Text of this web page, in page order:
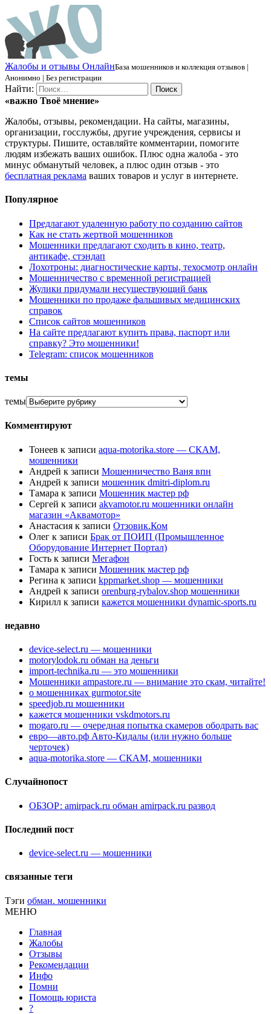
Жалобы и отзывы ОнлайнБаза мошенников и коллекция отзывов |
Анонимно | Без регистрации
Найти:
«важно Твоё мнение»
Жалобы, отзывы, рекомендации. На сайты, магазины,
организации, госслужбы, другие учреждения, сервисы и
структуры. Пишите, оставляйте комментарии, помогите
людям избежать ваших ошибок. Плюс одна жалоба - это
минус обманутый человек, а плюс один отзыв - это
бесплатная реклама ваших товаров и услуг в интернете.
Популярное
Предлагают удаленную работу по созданию сайтов
Как не стать жертвой мошенников
Мошенники предлагают сходить в кино, театр,
антикафе, стэндап
Лохотроны: диагностические карты, техосмотр онлайн
Мошенничество с временной регистрацией
Жулики придумали несуществующий банк
Мошенники по продаже фальшивых медицинских
справок
Список сайтов мошенников
На сайте предлагают купить права, паспорт или
справку? Это мошенники!
Telegram: список мошенников
темы
темы
Комментируют
Тонеев к записи aqua-motorika.store — СКАМ,
мошенники
Андрей к записи Мошенничество Ваня впн
Андрей к записи мошенник dmitri-diplom.ru
Тамара к записи Мошенник мастер рф
Сергей к записи akvamotor.ru мошенники онлайн
магазин «Аквамотор»
Анастасия к записи Отзовик.Ком
Олег к записи Брак от ПОИП (Промышленное
Оборудование Интернет Портал)
Гость к записи Мегафон
Тамара к записи Мошенник мастер рф
Регина к записи kppmarket.shop — мошенники
Андрей к записи orenburg-rybalov.shop мошенники
Кирилл к записи кажется мошенники dynamic-sports.ru
недавно
device-select.ru — мошенники
motorylodok.ru обман на деньги
import-technika.ru — это мошенники
Мошенники ampastore.ru — внимание это скам, читайте!
о мошенниках gurmotor.site
speedjob.ru мошенники
кажется мошенники vskdmotors.ru
mogaro.ru — очередная попытка скамеров ободрать вас
евро—авто.рф Авто-Кидалы (или нужно больше
черточек)
aqua-motorika.store — СКАМ, мошенники
Случайнопост
ОБЗОР: amirpack.ru обман amirpack.ru развод
Последний пост
device-select.ru — мошенники
связанные теги
Тэги обман. мошенники
МЕНЮ
Главная
Жалобы
Отзывы
Рекомендации
Инфо
Помни
Помощь юриста
?